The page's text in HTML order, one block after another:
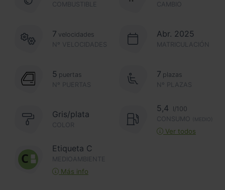
COMBUSTIBLE CAMBIO
Nº VELOCIDADES
7 velocidades Abr. 2025
MATRICULACIÓN
Nº PUERTAS
5 puertas
Nº PLAZAS
7 plazas
Gris/plata
COLOR
5,4
l/100
CONSUMO
(MEDIO)
Ver todos
Etiqueta C
MEDIOAMBIENTE
Más info